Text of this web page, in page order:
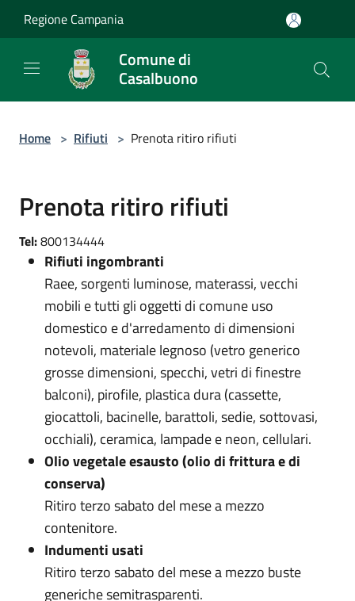
Regione Campania
Comune di
Casalbuono
Home > Rifiuti > Prenota ritiro rifiuti
Prenota ritiro rifiuti
Tel:800134444
Rifiuti ingombranti
Raee, sorgenti luminose, materassi, vecchi
mobili e tutti gli oggetti di comune uso
domestico e d'arredamento di dimensioni
notevoli, materiale legnoso (vetro generico
grosse dimensioni, specchi, vetri di finestre
balconi), pirofile, plastica dura (cassette,
giocattoli, bacinelle, barattoli, sedie, sottovasi,
occhiali), ceramica, lampade e neon, cellulari.
Olio vegetale esausto (olio di frittura e di
conserva)
Ritiro terzo sabato del mese a mezzo
contenitore.
Indumenti usati
Ritiro terzo sabato del mese a mezzo buste
generiche semitrasparenti.